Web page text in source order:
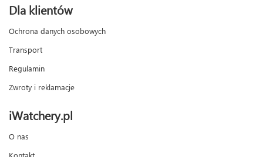
Dla klientów
Ochrona danych osobowych
Transport
Regulamin
Zwroty i reklamacje
iWatchery.pl
O nas
Kontakt